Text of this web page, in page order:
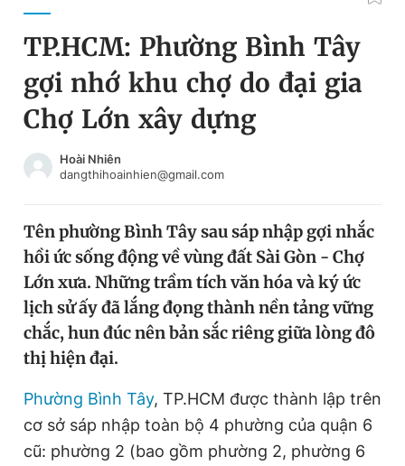
Chuyên mục
Chuyên mục khác
Chào ngày mới
Video Magazine
Sản phẩm khác
Tiện ích
Thông tin tòa soạn Liên hệ quảng cáo
Đổi mật khẩu
Tin đã lưu
Tin đã xem
Đăng xuất
TP.HCM: Phường Bình Tây
gợi nhớ khu chợ do đại gia
Chợ Lớn xây dựng
Hoài Nhiên
dangthihoainhien@gmail.com
Tên phường Bình Tây sau sáp nhập gợi nhắc
hồi ức sống động về vùng đất Sài Gòn - Chợ
Lớn xưa. Những trầm tích văn hóa và ký ức
lịch sử ấy đã lắng đọng thành nền tảng vững
chắc, hun đúc nên bản sắc riêng giữa lòng đô
thị hiện đại.
Phường Bình Tây, TP.HCM được thành lập trên
cơ sở sáp nhập toàn bộ 4 phường của quận 6
cũ: phường 2 (bao gồm phường 2, phường 6